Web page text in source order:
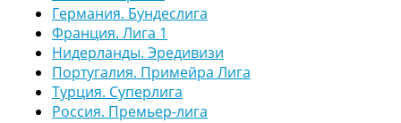
Германия. Бундеслига
Франция. Лига 1
Нидерланды. Эредивизи
Португалия. Примейра Лига
Турция. Суперлига
Россия. Премьер-лига